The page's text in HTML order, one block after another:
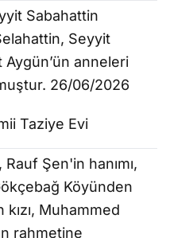
Sabahattin
Seyyit
anneleri
26/06/2026
Taziye Evi
Şen'in hanımı,
Köyünden
Muhammed
rahmetine